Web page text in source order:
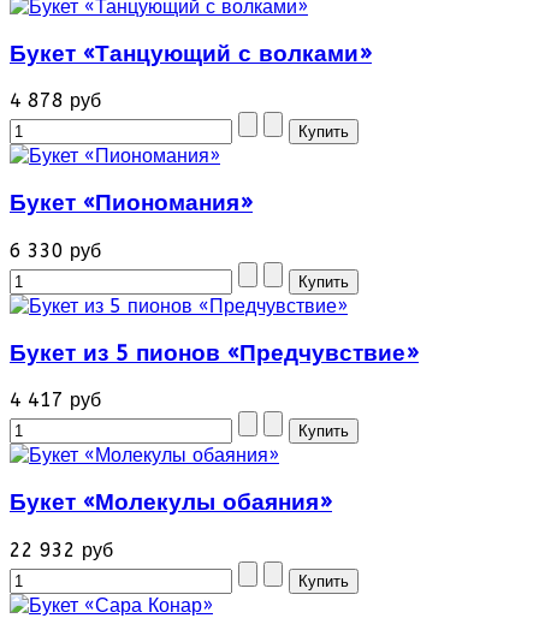
Букет «Танцующий с волками»
4 878 руб
Букет «Пиономания»
6 330 руб
Букет из 5 пионов «Предчувствие»
4 417 руб
Букет «Молекулы обаяния»
22 932 руб